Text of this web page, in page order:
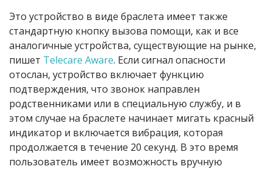
Это устройство в виде браслета имеет также
стандартную кнопку вызова помощи, как и все
аналогичные устройства, существующие на рынке,
пишет Telecare Aware. Если сигнал опасности
отослан, устройство включает функцию
подтверждения, что звонок направлен
родственниками или в специальную службу, и в
этом случае на браслете начинает мигать красный
индикатор и включается вибрация, которая
продолжается в течение 20 секунд. В это время
пользователь имеет возможность вручную